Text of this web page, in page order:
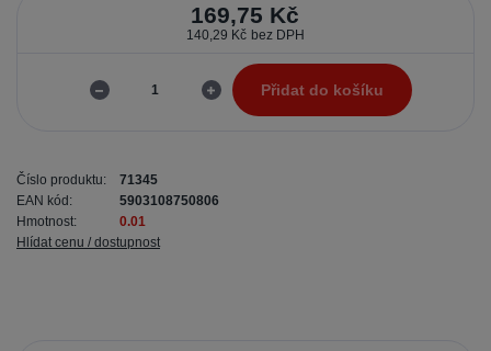
169,75 Kč
140,29 Kč bez DPH
Přidat do košíku
Číslo produktu:
71345
EAN kód:
5903108750806
Hmotnost:
0.01
Hlídat cenu / dostupnost